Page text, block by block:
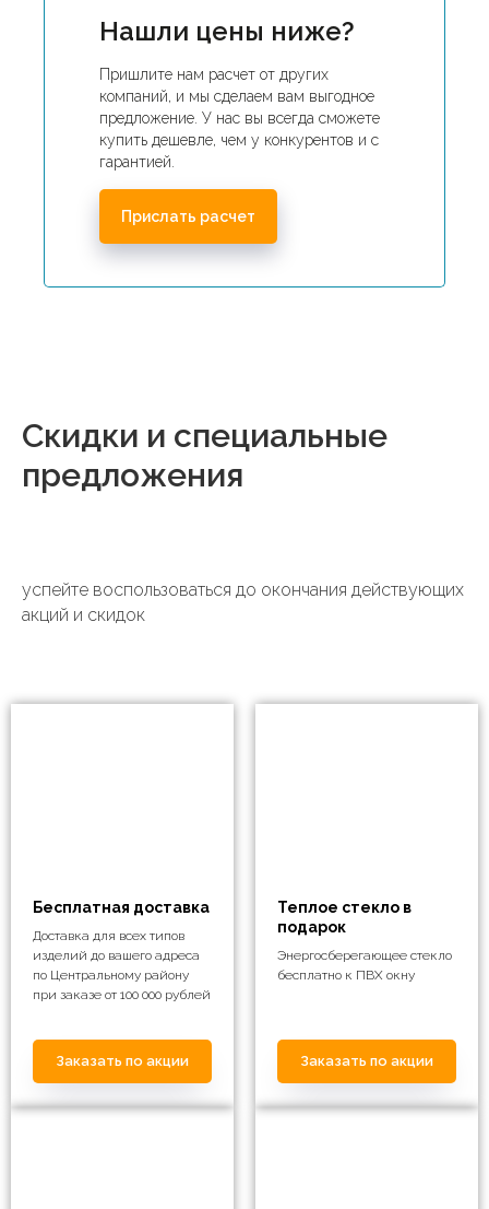
Нашли цены ниже?
Пришлите нам расчет от других
компаний, и мы сделаем вам выгодное
предложение. У нас вы всегда сможете
купить дешевле, чем у конкурентов и с
гарантией.
Прислать расчет
Скидки и специальные
предложения
успейте воспользоваться до окончания действующих
акций и скидок
Бесплатная доставка
Доставка для всех типов
изделий до вашего адреса
по Центральному району
при заказе от 100 000 рублей
Заказать по акции
Теплое стекло в
подарок
Энергосберегающее стекло
бесплатно к ПВХ окну
Заказать по акции